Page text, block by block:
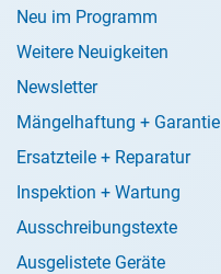
Neu im Programm
Weitere Neuigkeiten
Newsletter
Mängelhaftung + Garantie
Ersatzteile + Reparatur
Inspektion + Wartung
Ausschreibungstexte
Ausgelistete Geräte